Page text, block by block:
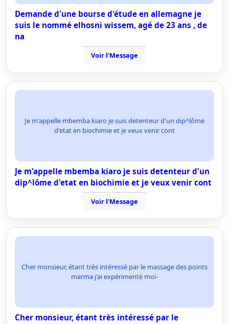
Demande d'une bourse d'étude en allemagne je
suis le nommé elhosni wissem, agé de 23 ans , de
na
Voir l'Message
Je m'appelle mbemba kiaro je suis detenteur d'un dip^lôme
d'etat en biochimie et je veux venir cont
Je m'appelle mbemba kiaro je suis detenteur d'un
dip^lôme d'etat en biochimie et je veux venir cont
Voir l'Message
Cher monsieur, étant très intéressé par le massage des points
marma j'ai expérimenté moi-
Cher monsieur, étant très intéressé par le